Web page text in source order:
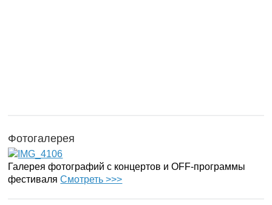
Фотогалерея
Галерея фотографий с концертов и OFF-программы
фестиваляСмотреть >>>